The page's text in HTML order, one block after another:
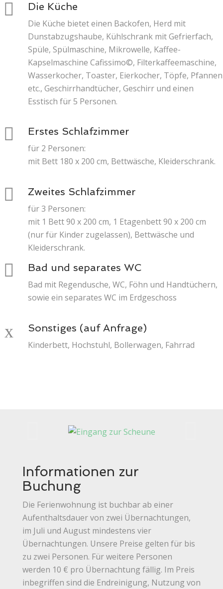
Die Küche
Die Küche bietet einen Backofen, Herd mit
Dunstabzugshaube, Kühlschrank mit Gefrierfach,
Spüle, Spülmaschine, Mikrowelle, Kaffee-
Kapselmaschine Cafissimo©, Filterkaffeemaschine,
Wasserkocher, Toaster, Eierkocher, Töpfe, Pfannen
etc., Geschirrhandtücher, Geschirr und einen
Esstisch für 5 Personen.
Erstes Schlafzimmer
für 2 Personen:
Zweites Schlafzimmer
für 3 Personen:
mit 1 Bett 90 x 200 cm, 1 Etagenbett 90 x 200 cm
(nur für Kinder zugelassen), Bettwäsche und
Bad und separates WC
Bad mit Regendusche, WC, Föhn und Handtüchern,
Sonstiges (auf Anfrage)
Informationen zur
Buchung
Die Ferienwohnung ist buchbar ab einer
Aufenthaltsdauer von zwei Übernachtungen,
im Juli und August mindestens vier
Übernachtungen. Unsere Preise gelten für bis
zu zwei Personen. Für weitere Personen
werden 10 € pro Übernachtung fällig. Im Preis
inbegriffen sind die Endreinigung, Nutzung von